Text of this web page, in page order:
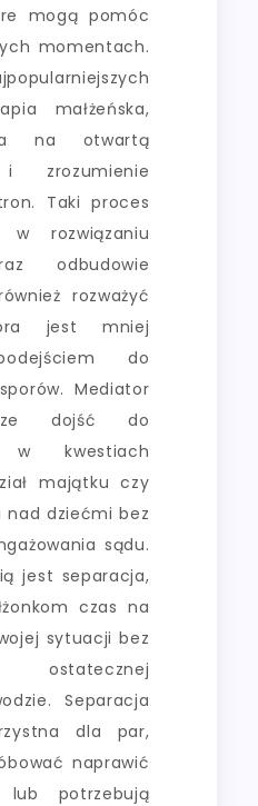
mogą pomóc
momentach.
małżeńska,
na otwartą
i zrozumienie
Taki proces
rozwiązaniu
odbudowie
rozważyć
jest mniej
do
Mediator
dojść do
w kwestiach
majątku czy
nad dziećmi bez
sądu.
jest separacja,
czas na
sytuacji bez
ostatecznej
Separacja
dla par,
naprawić
potrzebują